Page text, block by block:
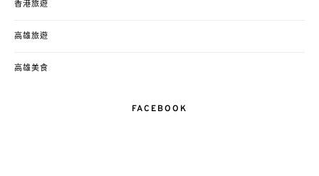
香港旅遊
高雄旅遊
高雄美食
FACEBOOK